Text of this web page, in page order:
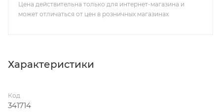
Цена действительна только для интернет-магазина и
может отличаться от цен в розничных магазинах
Характеристики
Код
341714